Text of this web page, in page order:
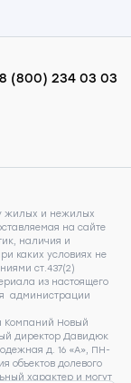
8 (800) 234 03 03
жилых и нежилых
на сайте
наличия и
каких условиях не
ст.437(2)
из настоящего
администрации
Компаний Новый
директор Давидюк
д. 16 «А», ПН-
объектов долевого
характер и могут